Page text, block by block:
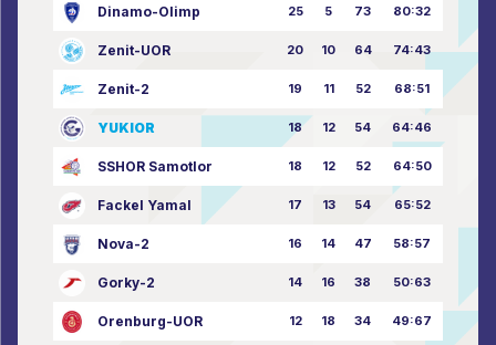
Dinamo-Olimp 25 5 73 80:32
Zenit-UOR 20 10 64 74:43
Zenit-2 19 11 52 68:51
YUKIOR 18 12 54 64:46
SSHOR Samotlor 18 12 52 64:50
Fackel Yamal 17 13 54 65:52
Nova-2 16 14 47 58:57
Gorky-2 14 16 38 50:63
Orenburg-UOR 12 18 34 49:67